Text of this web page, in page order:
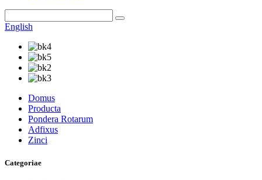
English
Domus
Producta
Pondera Rotarum
Adfixus
Zinci
Categoriae